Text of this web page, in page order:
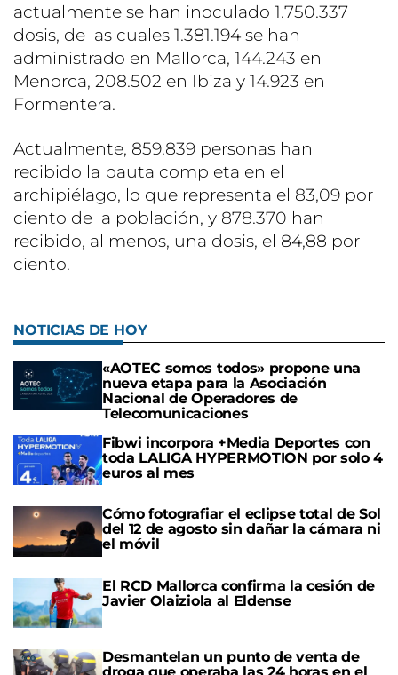
actualmente se han inoculado 1.750.337
dosis, de las cuales 1.381.194 se han
administrado en Mallorca, 144.243 en
Menorca, 208.502 en Ibiza y 14.923 en
Formentera.
Actualmente, 859.839 personas han
recibido la pauta completa en el
archipiélago, lo que representa el 83,09 por
ciento de la población, y 878.370 han
recibido, al menos, una dosis, el 84,88 por
ciento.
NOTICIAS DE HOY
«AOTEC somos todos» propone una
nueva etapa para la Asociación
Nacional de Operadores de
Telecomunicaciones
Fibwi incorpora +Media Deportes con
toda LALIGA HYPERMOTION por solo 4
euros al mes
Cómo fotografiar el eclipse total de Sol
del 12 de agosto sin dañar la cámara ni
el móvil
El RCD Mallorca confirma la cesión de
Javier Olaiziola al Eldense
Desmantelan un punto de venta de